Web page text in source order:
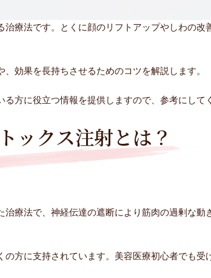
療法です。とくに顔のリフトアップやしわの
効果を長持ちさせるためのコツを解説します。
方に役立つ情報を提供しますので、参考にして
ックス注射とは？
療法で、神経伝達の遮断により筋肉の過剰な
方に支持されています。美容医療初心者でも受